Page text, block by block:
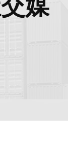
媒